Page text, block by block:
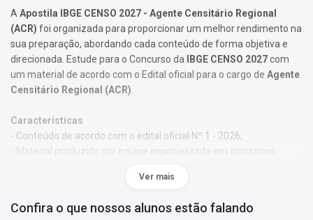
A Apostila IBGE CENSO 2027 - Agente Censitário Regional
(ACR) foi organizada para proporcionar um melhor rendimento na
sua preparação, abordando cada conteúdo de forma objetiva e
direcionada. Estude para o Concurso da
IBGE CENSO 2027com
um material de acordo com o Edital oficial para o cargo de Agente
Censitário Regional (ACR)
Características
- Conteúdo de acordo com o edital oficial Nº 1 - 2026;
- Material produzido por equipe especializada em concursos
- Você receberá um bônus especial: Curso Online de disciplinas
Ver mais
Confira o que nossos alunos estão falando